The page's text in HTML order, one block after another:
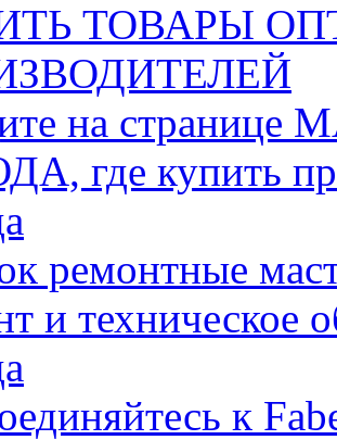
ТОВАРЫ
на
где купить
ремонтные
и техническое
к